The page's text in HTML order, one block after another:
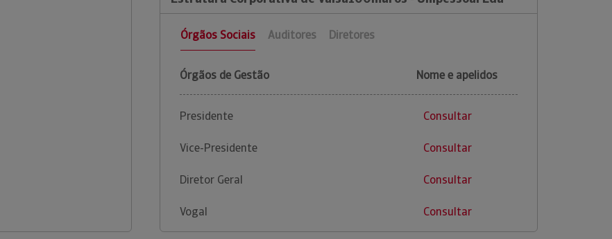
Órgãos Sociais Auditores Diretores
Órgãos de Gestão Nome e apelidos
Presidente Consultar
Vice-Presidente Consultar
Diretor Geral Consultar
Vogal Consultar